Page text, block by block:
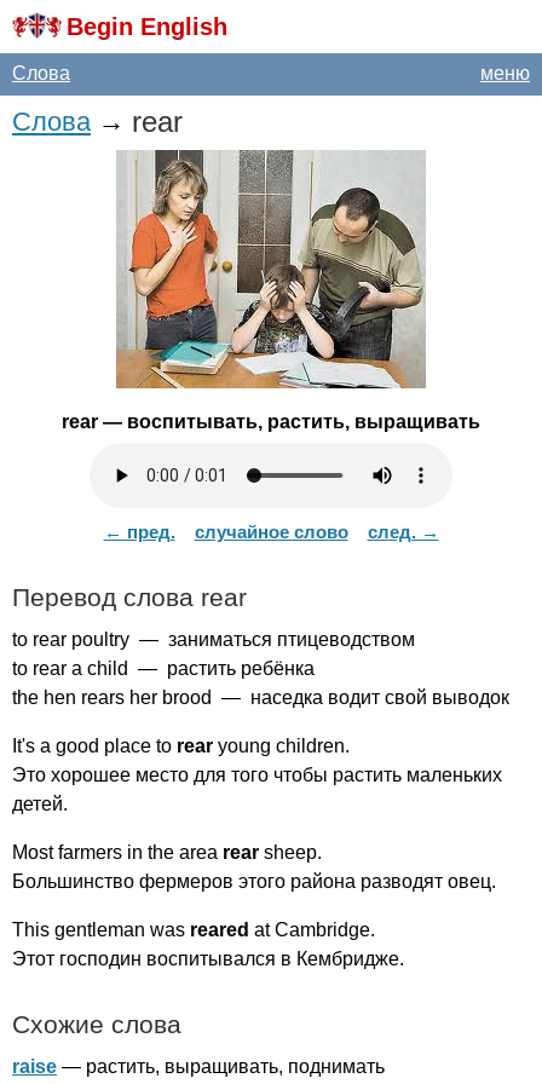
Begin English
меню
Слова
Слова→ rear
rear — воспитывать, растить, выращивать
← пред. случайное слово след. →
Перевод слова rear
to rear poultry — заниматься птицеводством
to rear a child — растить ребёнка
the hen rears her brood — наседка водит свой выводок
It's a good place to rear young children.
Это хорошее место для того чтобы растить маленьких
детей.
Most farmers in the area rear sheep.
Большинство фермеров этого района разводят овец.
This gentleman was reared at Cambridge.
Этот господин воспитывался в Кембридже.
Схожие слова
raise — растить, выращивать, поднимать